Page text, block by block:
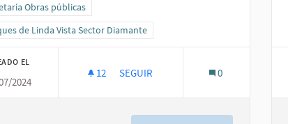
al filtrar por la categoría: Secretaría Obras públicas
Obras públicas
al filtrar por el ámbito: Bosques de Linda Vista Sector Diamante
de Linda Vista Sector Diamante
EL
2024
12 12 SEGUIDORAS
SEGUIR 0